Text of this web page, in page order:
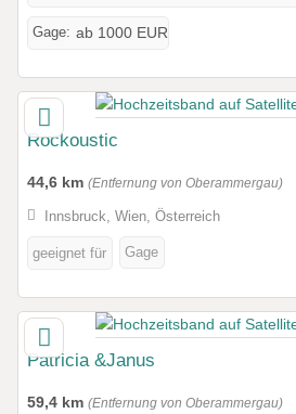
Gage: ab 1000 EUR
Rockoustic
44,6 km (Entfernung von Oberammergau)
Innsbruck, Wien, Österreich
geeignet für Gage
Patricia &Janus
59,4 km (Entfernung von Oberammergau)